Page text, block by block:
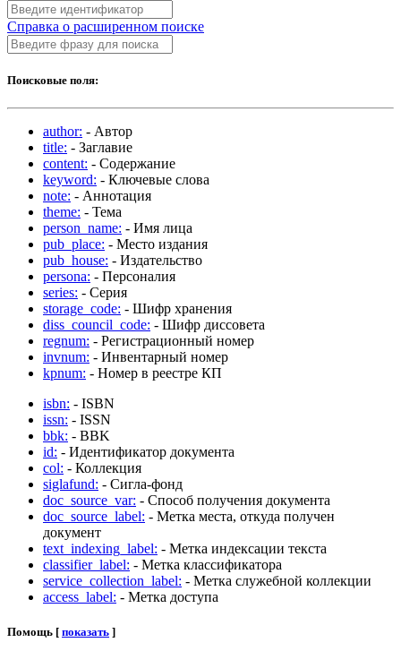
Справка о расширенном поиске
Поисковые поля:
author: - Автор
title: - Заглавие
content: - Содержание
keyword: - Ключевые слова
note: - Аннотация
theme: - Тема
person_name: - Имя лица
pub_place: - Место издания
pub_house: - Издательство
persona: - Персоналия
series: - Серия
storage_code: - Шифр хранения
diss_council_code: - Шифр диссовета
regnum: - Регистрационный номер
invnum: - Инвентарный номер
kpnum: - Номер в реестре КП
isbn: - ISBN
issn: - ISSN
bbk: - BBK
id: - Идентификатор документа
col: - Коллекция
siglafund: - Сигла-фонд
doc_source_var: - Способ получения документа
doc_source_label: - Метка места, откуда получен
документ
text_indexing_label: - Метка индексации текста
classifier_label: - Метка классификатора
service_collection_label: - Метка служебной коллекции
access_label: - Метка доступа
Помощь [ показать ]